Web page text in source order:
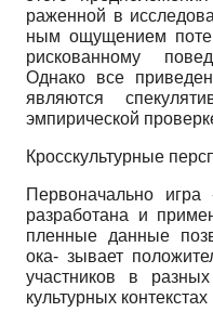
раженной в
ным ощущением
рискованному
Однако все
являются
эмпирической
Кросскультурные
Первоначально
разработана и
пленные данные
ока- зывает
участников в
культурных контекстах